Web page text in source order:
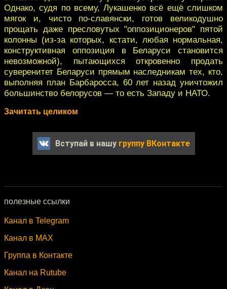
Однако, судя по всему, Лукашенко всё ещё слишком
мягок и, чисто по-славянски, готов великодушно
прощать даже пресловутых "оппозиционеров" пятой
колонны (из-за которых, кстати, любая нормальная,
конструктивная оппозиция в Беларуси становится
невозможной), пытающихся откровенно продать
суверенитет Беларуси прямым наследникам тех, кто,
выполняя план Барбаросса, 60 лет назад уничтожил
большинство белорусов — то есть Западу и НАТО.
Зачитать целиком
Вступай в нашу группу ВКонтакте
полезные ссылки
Канал в Telegram
Канал в MAX
Группа в Контакте
Канал на Rutube